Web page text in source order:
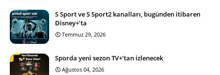
S Sport ve S Sport2 kanalları, bugünden itibaren
Disney+’ta
Temmuz 29, 2026
Sporda yeni sezon TV+’tan izlenecek
Ağustos 04, 2026